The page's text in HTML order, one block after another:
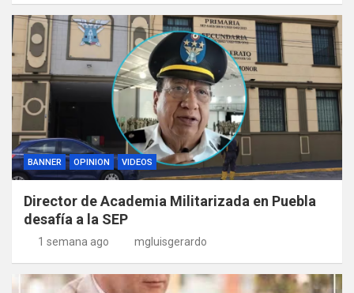
BANNER OPINION VIDEOS
Director de Academia Militarizada en Puebla
desafía a la SEP
1 semana ago mgluisgerardo